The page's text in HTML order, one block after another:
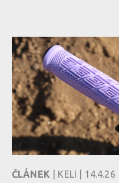
ČLÁNEK | KELI | 14.4.26 |